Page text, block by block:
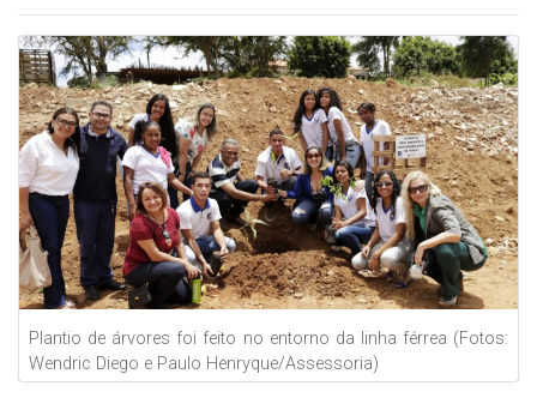
Plantio de árvores foi feito no entorno da linha férrea (Fotos:
Wendric Diego e Paulo Henryque/Assessoria)